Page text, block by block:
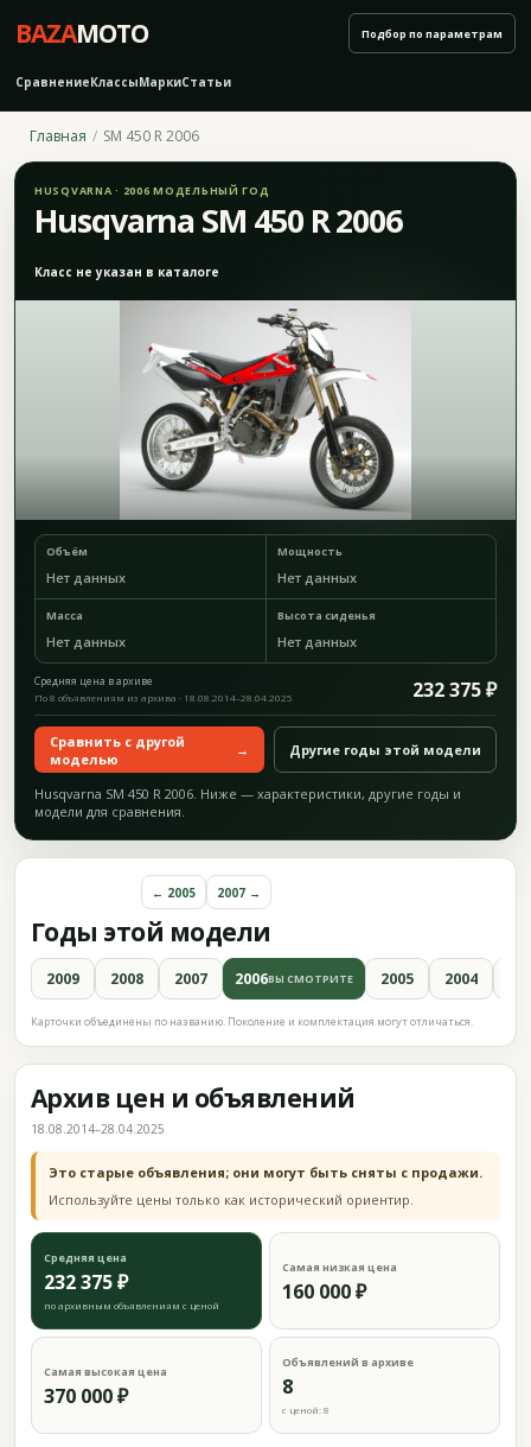
BAZAMOTO
СравнениеКлассыМаркиСтатьи
Подбор по параметрам
Главная SM 450 R 2006
HUSQVARNA · 2006 МОДЕЛЬНЫЙ ГОД
Husqvarna SM 450 R 2006
Класс не указан в каталоге
Объём
Нет данных
Мощность
Нет данных
Масса
Нет данных
Высота сиденья
Нет данных
Средняя цена в архиве 232 375 ₽
По 8 объявлениям из архива · 18.08.2014–28.04.2025
Сравнить с другой
моделью
→ Другие годы этой модели
Husqvarna SM 450 R 2006. Ниже — характеристики, другие годы и
модели для сравнения.
Годы этой модели
← 2005 2007 →
2009 2008 2007 2006ВЫ СМОТРИТЕ 2005 2004
Карточки объединены по названию. Поколение и комплектация могут отличаться.
Архив цен и объявлений
18.08.2014–28.04.2025
Это старые объявления; они могут быть сняты с продажи.
Используйте цены только как исторический ориентир.
Средняя цена
232 375 ₽
по архивным объявлениям с ценой
Самая низкая цена
160 000 ₽
Самая высокая цена
370 000 ₽
Объявлений в архиве
8
с ценой: 8